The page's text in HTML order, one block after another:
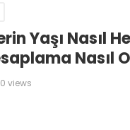
Yaşı Nasıl
Nasıl
views